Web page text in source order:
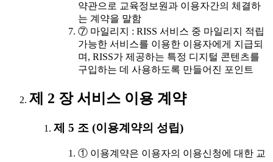
약관으로 교육정보원과 이용자간의 체결하
는 계약을 말함
⑦ 마일리지 : RISS 서비스 중 마일리지 적립
가능한 서비스를 이용한 이용자에게 지급되
며, RISS가 제공하는 특정 디지털 콘텐츠를
구입하는 데 사용하도록 만들어진 포인트
제 2 장 서비스 이용 계약
제 5 조 (이용계약의 성립)
① 이용계약은 이용자의 이용신청에 대한 교